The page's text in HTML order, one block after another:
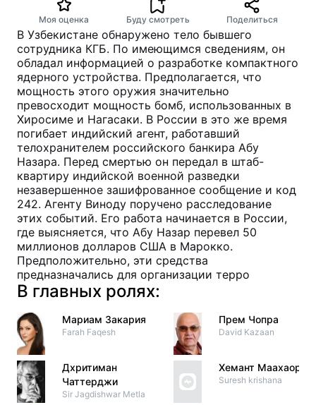
Моя оценка Буду смотреть Поделиться
В Узбекистане обнаружено тело бывшего
сотрудника КГБ. По имеющимся сведениям, он
обладал информацией о разработке компактного
ядерного устройства. Предполагается, что
мощность этого оружия значительно
превосходит мощность бомб, использованных в
Хиросиме и Нагасаки. В России в это же время
погибает индийский агент, работавший
телохранителем российского банкира Абу
Назара. Перед смертью он передал в штаб-
квартиру индийской военной разведки
незавершенное зашифрованное сообщение и код
242. Агенту Виноду поручено расследование
этих событий. Его работа начинается в России,
где выясняется, что Абу Назар перевел 50
миллионов долларов США в Марокко.
Предположительно, эти средства
предназначались для организации терро
В главных ролях:
Мариам Закария
Farah Faqesh
Дхритиман
Чаттерджи
Sir Jagdishwar Metla
Прем Чопра
David Kazaan
Хемант Маахаор
Suresh krishana